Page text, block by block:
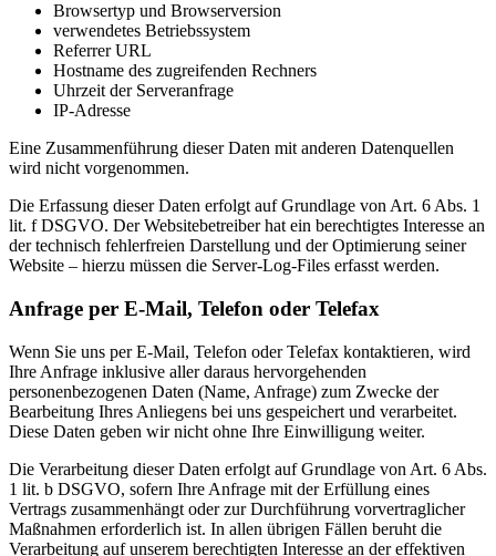
Browsertyp und Browserversion
verwendetes Betriebssystem
Referrer URL
Hostname des zugreifenden Rechners
Uhrzeit der Serveranfrage
IP-Adresse
Eine Zusammenführung dieser Daten mit anderen Datenquellen
wird nicht vorgenommen.
Die Erfassung dieser Daten erfolgt auf Grundlage von Art. 6 Abs. 1
lit. f DSGVO. Der Websitebetreiber hat ein berechtigtes Interesse an
der technisch fehlerfreien Darstellung und der Optimierung seiner
Website – hierzu müssen die Server-Log-Files erfasst werden.
Anfrage per E-Mail, Telefon oder Telefax
Wenn Sie uns per E-Mail, Telefon oder Telefax kontaktieren, wird
Ihre Anfrage inklusive aller daraus hervorgehenden
personenbezogenen Daten (Name, Anfrage) zum Zwecke der
Bearbeitung Ihres Anliegens bei uns gespeichert und verarbeitet.
Diese Daten geben wir nicht ohne Ihre Einwilligung weiter.
Die Verarbeitung dieser Daten erfolgt auf Grundlage von Art. 6 Abs.
1 lit. b DSGVO, sofern Ihre Anfrage mit der Erfüllung eines
Vertrags zusammenhängt oder zur Durchführung vorvertraglicher
Maßnahmen erforderlich ist. In allen übrigen Fällen beruht die
Verarbeitung auf unserem berechtigten Interesse an der effektiven